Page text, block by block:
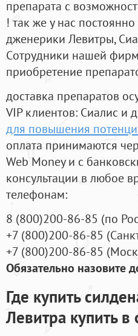
препарата с
! так же у нас
дженерики Левитры,
Cотрудники нашей
приобретение
доставка препаратов
VIP клиентов: Сиалис и
для повышения
оплата принимаются
Web Money и с
консультации в любое
телефонам:
8 (800)200-86-85 (по
+7 (800)200-86-85 (
+7 (800)200-86-85 (
Обязательно назовите
Где купить
Левитра купить в